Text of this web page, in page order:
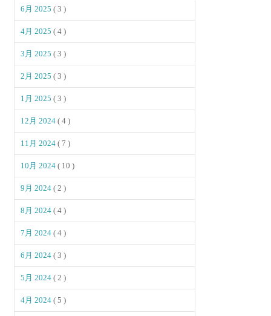
6月 2025( 3 )
4月 2025( 4 )
3月 2025( 3 )
2月 2025( 3 )
1月 2025( 3 )
12月 2024( 4 )
11月 2024( 7 )
10月 2024( 10 )
9月 2024( 2 )
8月 2024( 4 )
7月 2024( 4 )
6月 2024( 3 )
5月 2024( 2 )
4月 2024( 5 )